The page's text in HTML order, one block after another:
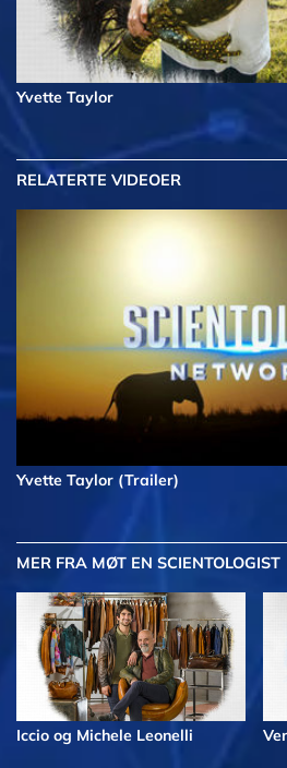
Yvette Taylor
RELATERTE VIDEOER
Yvette Taylor (Trailer)
MER FRA MØT EN SCIENTOLOGIST
Iccio og Michele Leonelli